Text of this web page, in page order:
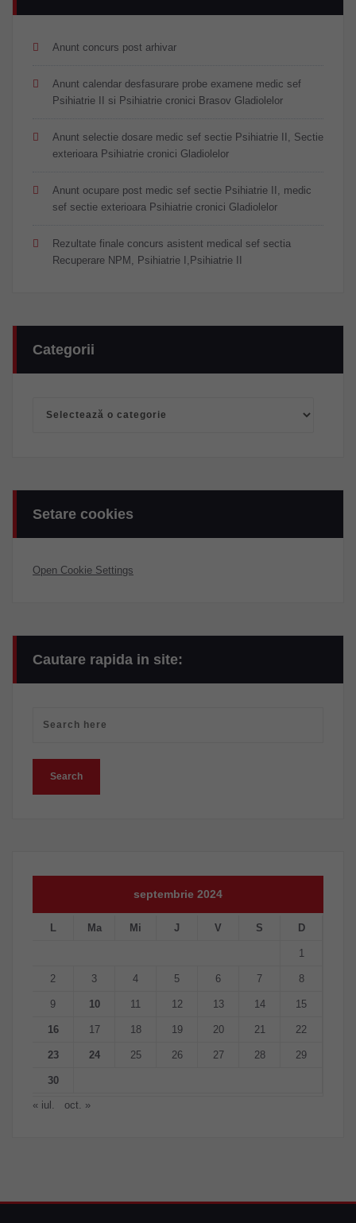
Anunt concurs post arhivar
Anunt calendar desfasurare probe examene medic sef
Psihiatrie II si Psihiatrie cronici Brasov Gladiolelor
Anunt selectie dosare medic sef sectie Psihiatrie II, Sectie
exterioara Psihiatrie cronici Gladiolelor
Anunt ocupare post medic sef sectie Psihiatrie II, medic
sef sectie exterioara Psihiatrie cronici Gladiolelor
Rezultate finale concurs asistent medical sef sectia
Recuperare NPM, Psihiatrie I,Psihiatrie II
Categorii
Setare cookies
Open Cookie Settings
Cautare rapida in site:
septembrie 2024
L Ma Mi J V S D
1
2 3 4 5 6 7 8
9 10 11 12 13 14 15
16 17 18 19 20 21 22
23 24 25 26 27 28 29
30
« iul. oct. »